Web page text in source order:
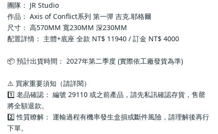
團隊： JR Studio
作品： Axis of Conflict系列 第一彈 吉克.耶格爾
尺寸： 高570MM 寬230MM 深230MM
配置詳情： 主體+底座 全款 NT$ 11940 / 訂金 NT$ 4000
📦 預計出貨時間： 2027年第二季度 (實際依工廠發貨為準)
⚠️ 買家重要須知（請詳閱）
1️⃣ 老品確認： 編號 29110 或之前產品，請先私訊確認存貨，售罄
將全額退款。
2️⃣ 性質瞭解： 運輸過程有機率發生盒損或斷件風險，請理解後再行
下單。